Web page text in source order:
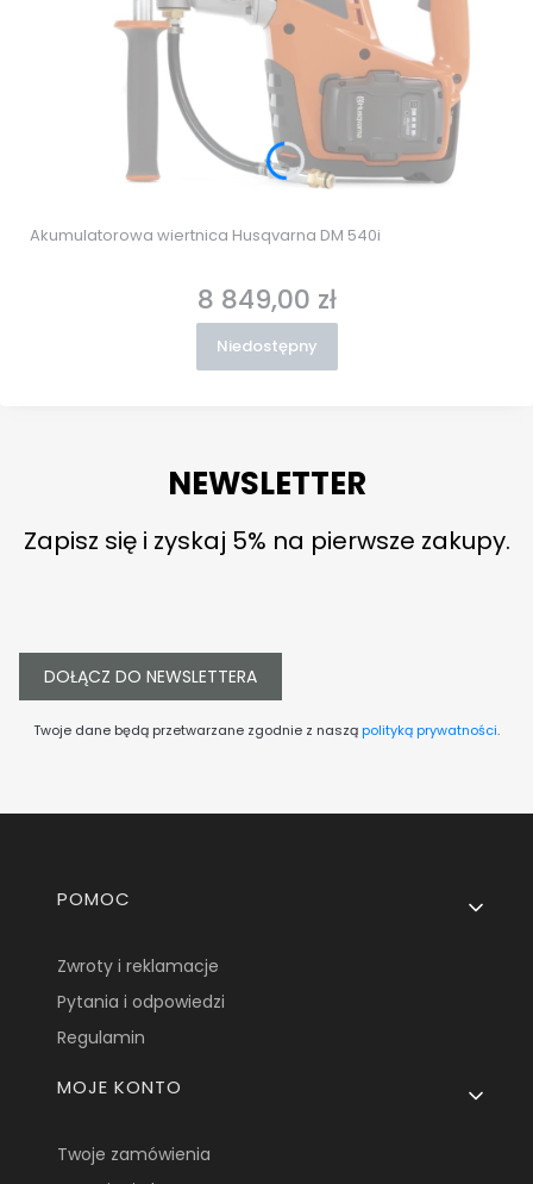
Akumulatorowa wiertnica Husqvarna DM 540i
Cena
8 849,00 zł
Niedostępny
NEWSLETTER
Zapisz się i zyskaj 5% na pierwsze zakupy.
DOŁĄCZ DO NEWSLETTERA
Twoje dane będą przetwarzane zgodnie z nasząpolityką prywatności.
Linki w stopce
POMOC
Zwroty i reklamacje
Pytania i odpowiedzi
Regulamin
MOJE KONTO
Twoje zamówienia